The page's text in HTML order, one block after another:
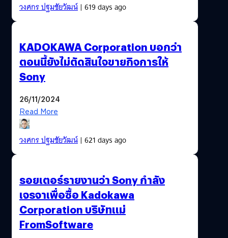
วงศกร ปฐมชัยวัฒน์| 619 days ago
KADOKAWA Corporation บอกว่า
ตอนนี้ยังไม่ตัดสินใจขายกิจการให้
Sony
26/11/2024
Read More
วงศกร ปฐมชัยวัฒน์| 621 days ago
รอยเตอร์รายงานว่า Sony กำลัง
เจรจาเพื่อซื้อ Kadokawa
Corporation บริษัทแม่
FromSoftware